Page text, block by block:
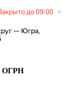
ОГРН